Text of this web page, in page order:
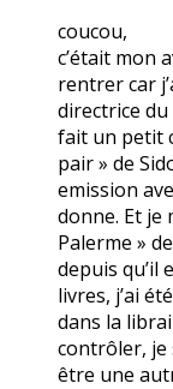
coucou,
c’était mon
rentrer car
directrice du
fait un petit
pair » de
emission
donne. Et je
Palerme »
depuis qu’il
livres, j’ai
dans la
contrôler, je
être une